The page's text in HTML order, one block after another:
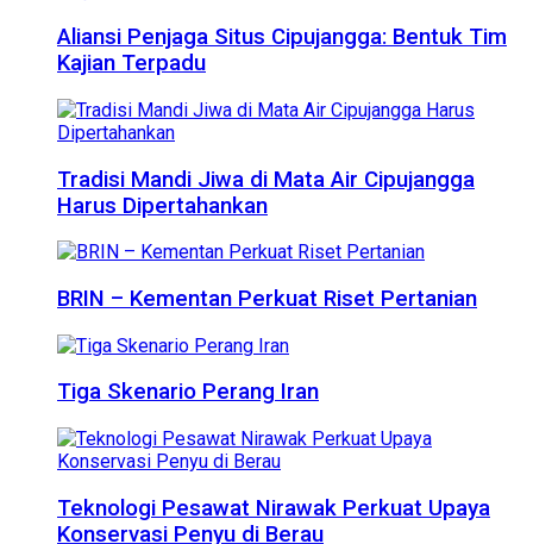
Aliansi Penjaga Situs Cipujangga: Bentuk Tim
Kajian Terpadu
Tradisi Mandi Jiwa di Mata Air Cipujangga
Harus Dipertahankan
BRIN – Kementan Perkuat Riset Pertanian
Tiga Skenario Perang Iran
Teknologi Pesawat Nirawak Perkuat Upaya
Konservasi Penyu di Berau